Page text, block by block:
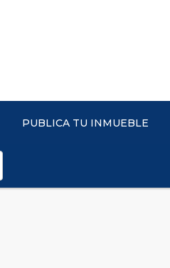
PUBLICA TU INMUEBLE